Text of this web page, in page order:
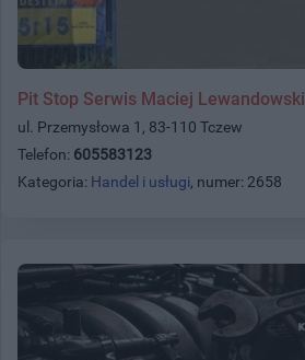
Pit Stop Serwis Maciej Lewandowski
ul. Przemysłowa 1, 83-110 Tczew
Telefon: 605583123
Kategoria: Handel i usługi, numer: 2658